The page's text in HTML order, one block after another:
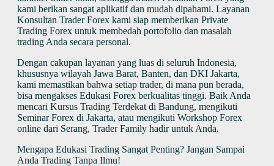
kami berikan sangat aplikatif dan mudah dipahami. Layanan
Konsultan Trader Forex kami siap memberikan Private
Trading Forex untuk membedah portofolio dan masalah
trading Anda secara personal.
Dengan cakupan layanan yang luas di seluruh Indonesia,
khususnya wilayah Jawa Barat, Banten, dan DKI Jakarta,
kami memastikan bahwa setiap trader, di mana pun berada,
bisa mengakses Edukasi Forex berkualitas tinggi. Baik Anda
mencari Kursus Trading Terdekat di Bandung, mengikuti
Seminar Forex di Jakarta, atau mengikuti Workshop Forex
online dari Serang, Trader Family hadir untuk Anda.
Mengapa Edukasi Trading Sangat Penting? Jangan Sampai
Anda Trading Tanpa Ilmu!